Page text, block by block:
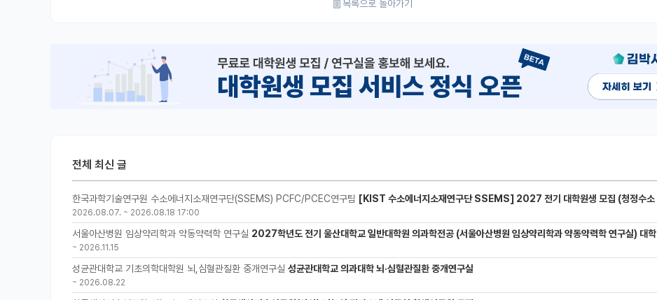
목록으로 돌아가기
전체 최신 글
한국과학기술연구원 수소에너지소재연구단(SSEMS) PCFC/PCEC연구팀 [KIST 수소에너지소재연구단 SSEMS] 2027 전기 대학원생 모집 (청정수소 생산/활용을 위한 프로톤 세라믹 전지)
2026.08.07. ~ 2026.08.18 17:00
서울아산병원 임상약리학과 약동약력학 연구실 2027학년도 전기 울산대학교 일반대학원 의과학전공 (서울아산병원 임상약리학과 약동약력학 연구실) 대학원생 모집공고
~ 2026.11.15
성균관대학교 기초의학대학원 뇌,심혈관질환 중개연구실 성균관대학교 의과대학 뇌·심혈관질환 중개연구실
~ 2026.08.22